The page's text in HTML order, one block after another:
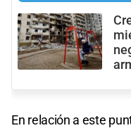
En relación a este